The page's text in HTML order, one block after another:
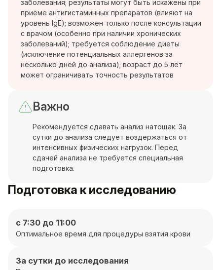
заболевания; результаты могут быть искажены при
приёме антигистаминных препаратов (влияют на
уровень IgE); возможен только после консультации
с врачом (особенно при наличии хронических
заболеваний); требуется соблюдение диеты
(исключение потенциальных аллергенов за
несколько дней до анализа); возраст до 5 лет
может ограничивать точность результатов
Важно
Рекомендуется сдавать анализ натощак. За
сутки до анализа следует воздержаться от
интенсивных физических нагрузок. Перед
сдачей анализа не требуется специальная
подготовка.
Подготовка к исследованию
с 7:30 до 11:00
Оптимальное время для процедуры взятия крови
За сутки до исследования